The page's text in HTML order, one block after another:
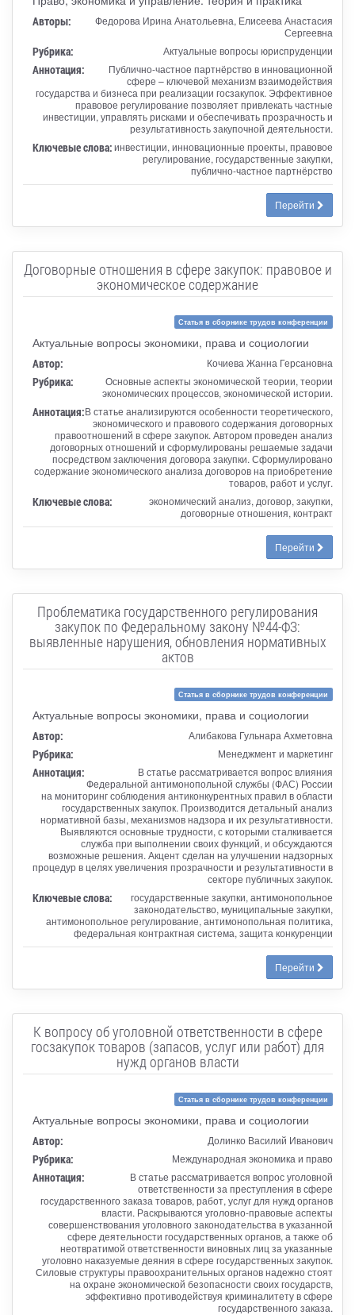
Авторы:
Федорова Ирина Анатольевна, Елисеева Анастасия
Сергеевна
Рубрика: Актуальные вопросы юриспруденции
Аннотация:
Публично-частное партнёрство в инновационной
сфере – ключевой механизм взаимодействия
государства и бизнеса при реализации госзакупок. Эффективное
правовое регулирование позволяет привлекать частные
инвестиции, управлять рисками и обеспечивать прозрачность и
результативность закупочной деятельности.
Ключевые слова:инвестиции, инновационные проекты, правовое
регулирование, государственные закупки,
публично-частное партнёрство
Перейти
Договорные отношения в сфере закупок: правовое и
экономическое содержание
Статья в сборнике трудов конференции
Актуальные вопросы экономики, права и социологии
Автор: Кочиева Жанна Герсановна
Рубрика:
Основные аспекты экономической теории, теории
экономических процессов, экономической истории.
Аннотация:В статье анализируются особенности теоретического,
экономического и правового содержания договорных
правоотношений в сфере закупок. Автором проведен анализ
договорных отношений и сформулированы решаемые задачи
посредством заключения договора закупки. Сформулировано
содержание экономического анализа договоров на приобретение
товаров, работ и услуг.
Ключевые слова:
экономический анализ, договор, закупки,
договорные отношения, контракт
Перейти
Проблематика государственного регулирования
закупок по Федеральному закону №44-ФЗ:
выявленные нарушения, обновления нормативных
актов
Статья в сборнике трудов конференции
Актуальные вопросы экономики, права и социологии
Автор: Алибакова Гульнара Ахметовна
Рубрика: Менеджмент и маркетинг
Аннотация:
В статье рассматривается вопрос влияния
Федеральной антимонопольной службы (ФАС) России
на мониторинг соблюдения антиконкурентных правил в области
государственных закупок. Производится детальный анализ
нормативной базы, механизмов надзора и их результативности.
Выявляются основные трудности, с которыми сталкивается
служба при выполнении своих функций, и обсуждаются
возможные решения. Акцент сделан на улучшении надзорных
процедур в целях увеличения прозрачности и результативности в
секторе публичных закупок.
Ключевые слова:
государственные закупки, антимонопольное
законодательство, муниципальные закупки,
антимонопольное регулирование, антимонопольная политика,
федеральная контрактная система, защита конкуренции
Перейти
К вопросу об уголовной ответственности в сфере
госзакупок товаров (запасов, услуг или работ) для
нужд органов власти
Статья в сборнике трудов конференции
Актуальные вопросы экономики, права и социологии
Автор: Долинко Василий Иванович
Рубрика: Международная экономика и право
Аннотация:
В статье рассматривается вопрос уголовной
ответственности за преступления в сфере
государственного заказа товаров, работ, услуг для нужд органов
власти. Раскрываются уголовно-правовые аспекты
совершенствования уголовного законодательства в указанной
сфере деятельности государственных органов, а также об
неотвратимой ответственности виновных лиц за указанные
уголовно наказуемые деяния в сфере государственных закупок.
Силовые структуры правоохранительных органов надежно стоят
на охране экономической безопасности своих государств,
эффективно противодействуя криминалитету в сфере
государственного заказа.